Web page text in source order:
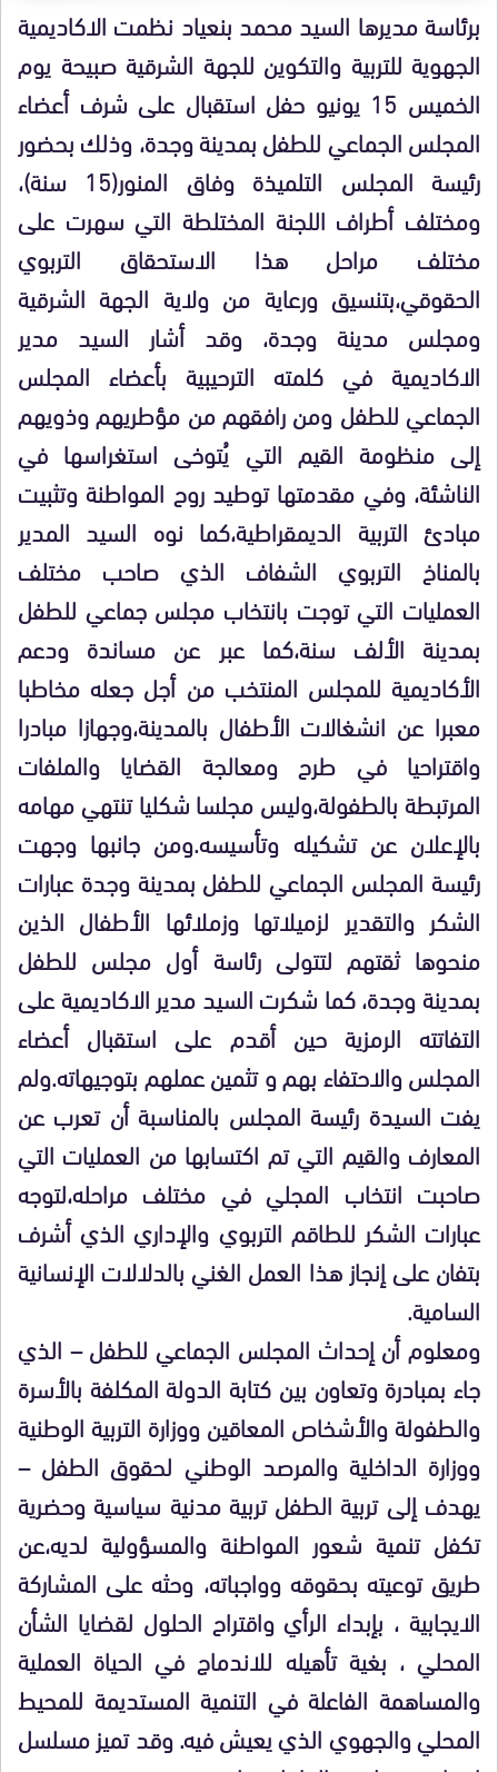
برئاسة مديرها السيد محمد بنعياد نظمت الاكاديمية
الجهوية للتربية والتكوين للجهة الشرقية صبيحة يوم
الخميس
15 يونيو حفل استقبال على شرف أعضاء
المجلس الجماعي للطفل بمدينة وجدة، وذلك بحضور
رئيسة المجلس التلميذة وفاق المنور(15 سنة)،
ومختلف أطراف اللجنة المختلطة التي سهرت على
مختلف مراحل هذا الاستحقاق التربوي
الحقوقي،بتنسيق ورعاية من ولاية الجهة الشرقية
ومجلس مدينة وجدة، وقد أشار السيد مدير
الاكاديمية في كلمته الترحيبية بأعضاء المجلس
الجماعي للطفل ومن رافقهم من مؤطريهم وذويهم
إلى منظومة القيم التي يُتوخى استغراسها في
الناشئة، وفي مقدمتها توطيد روح المواطنة وتثبيت
مبادئ التربية الديمقراطية،كما نوه السيد المدير
بالمناخ التربوي الشفاف الذي صاحب مختلف
العمليات التي توجت بانتخاب مجلس جماعي للطفل
بمدينة الألف سنة،كما عبر عن مساندة ودعم
الأكاديمية للمجلس المنتخب من أجل جعله مخاطبا
معبرا عن انشغالات الأطفال بالمدينة،وجهازا مبادرا
واقتراحيا في طرح ومعالجة القضايا والملفات
المرتبطة بالطفولة،وليس مجلسا شكليا تنتهي مهامه
بالإعلان عن تشكيله وتأسيسه.ومن جانبها وجهت
رئيسة المجلس الجماعي للطفل بمدينة وجدة عبارات
الشكر والتقدير لزميلاتها وزملائها الأطفال الذين
منحوها ثقتهم لتتولى رئاسة أول مجلس للطفل
بمدينة وجدة، كما شكرت السيد مدير الاكاديمية على
التفاتته الرمزية حين أقدم على استقبال أعضاء
المجلس والاحتفاء بهم و تثمين عملهم بتوجيهاته.ولم
يفت السيدة رئيسة المجلس بالمناسبة أن تعرب عن
المعارف والقيم التي تم اكتسابها من العمليات التي
صاحبت انتخاب المجلي في مختلف مراحله،لتوجه
عبارات الشكر للطاقم التربوي والإداري الذي أشرف
بتفان على إنجاز هذا العمل الغني بالدلالات الإنسانية
السامية.
ومعلوم أن إحداث المجلس الجماعي للطفل – الذي
جاء بمبادرة وتعاون بين كتابة الدولة المكلفة بالأسرة
والطفولة والأشخاص المعاقين ووزارة التربية الوطنية
ووزارة الداخلية والمرصد الوطني لحقوق الطفل –
يهدف إلى تربية الطفل تربية مدنية سياسية وحضرية
تكفل تنمية شعور المواطنة والمسؤولية لديه،عن
طريق توعيته بحقوقه وواجباته، وحثه على المشاركة
الايجابية ، بإبداء الرأي واقتراح الحلول لقضايا الشأن
المحلي ، بغية تأهيله للاندماج في الحياة العملية
والمساهمة الفاعلة في التنمية المستديمة للمحيط
المحلي والجهوي الذي يعيش فيه. وقد تميز مسلسل